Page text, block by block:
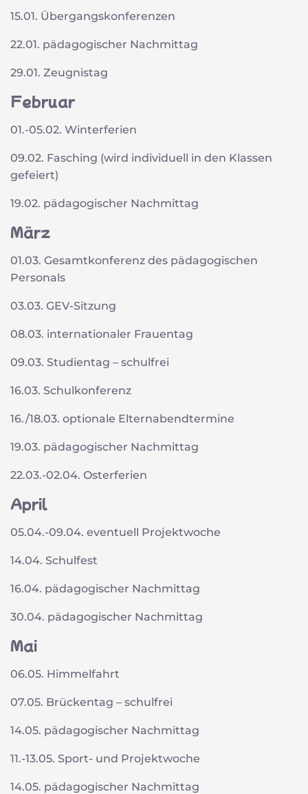
15.01. Übergangskonferenzen
22.01. pädagogischer Nachmittag
29.01. Zeugnistag
Februar
01.-05.02. Winterferien
09.02. Fasching (wird individuell in den Klassen
gefeiert)
19.02. pädagogischer Nachmittag
März
01.03. Gesamtkonferenz des pädagogischen
Personals
03.03. GEV-Sitzung
08.03. internationaler Frauentag
09.03. Studientag – schulfrei
16.03. Schulkonferenz
16./18.03. optionale Elternabendtermine
19.03. pädagogischer Nachmittag
22.03.-02.04. Osterferien
April
05.04.-09.04. eventuell Projektwoche
14.04. Schulfest
16.04. pädagogischer Nachmittag
30.04. pädagogischer Nachmittag
Mai
06.05. Himmelfahrt
07.05. Brückentag – schulfrei
14.05. pädagogischer Nachmittag
11.-13.05. Sport- und Projektwoche
14.05. pädagogischer Nachmittag